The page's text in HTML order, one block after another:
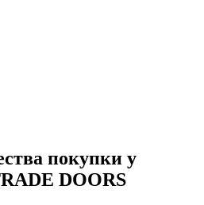
покупки у
DOORS